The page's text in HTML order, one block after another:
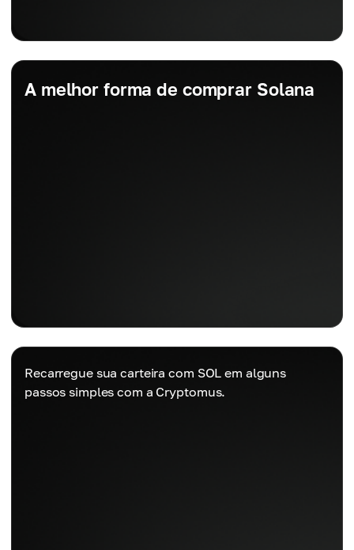
A melhor forma de comprar Solana
Recarregue sua carteira com SOL em alguns
passos simples com a Cryptomus.